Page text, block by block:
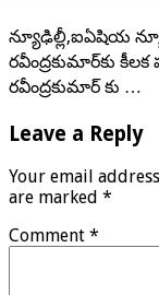
న్యూఢిల్లీ,ఐఏషియ
రవీంద్రకుమార్‌కు కీలక
రవీంద్రకుమార్ ‌కు …
Leave a Reply
Your email
are marked *
Comment *